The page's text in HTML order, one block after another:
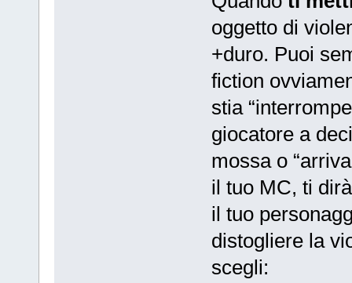
oggetto di
+duro. Puoi
fiction
stia
giocatore a
mossa o
il tuo MC, ti
il tuo
distogliere la
scegli: